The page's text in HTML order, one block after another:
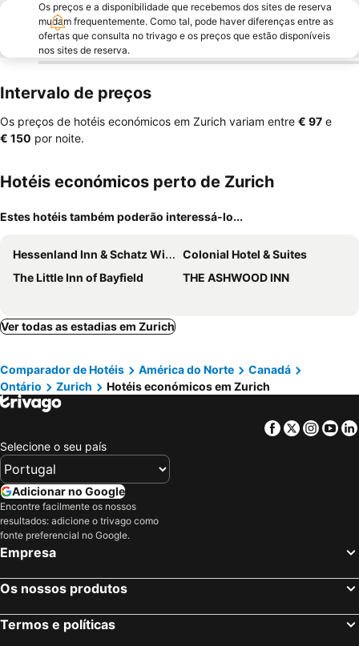
Os preços e a disponibilidade que recebemos dos sites de reserva
mudam frequentemente. Como tal, pode haver diferenças entre as
ofertas que consulta no trivago e os preços que estão disponíveis
nos sites de reserva.
Intervalo de preços
Os preços de hotéis económicos em Zurich variam entre ‎€ 97 e
‎€ 150 por noite.
Hotéis económicos perto de Zurich
Estes hotéis também poderão interessá-lo...
Hessenland Inn & Schatz Winery
Colonial Hotel & Suites
The Little Inn of Bayfield
THE ASHWOOD INN
Ver todas as estadias em Zurich
Comparador de Hotéis América do Norte
Canadá
Ontário
Zurich Hotéis económicos em Zurich
Facebook
Twitter
Selecione o seu país
Adicionar no Google
Encontre facilmente os nossos
resultados: adicione o trivago como
fonte preferencial no Google.
Empresa
Os nossos produtos
Termos e políticas